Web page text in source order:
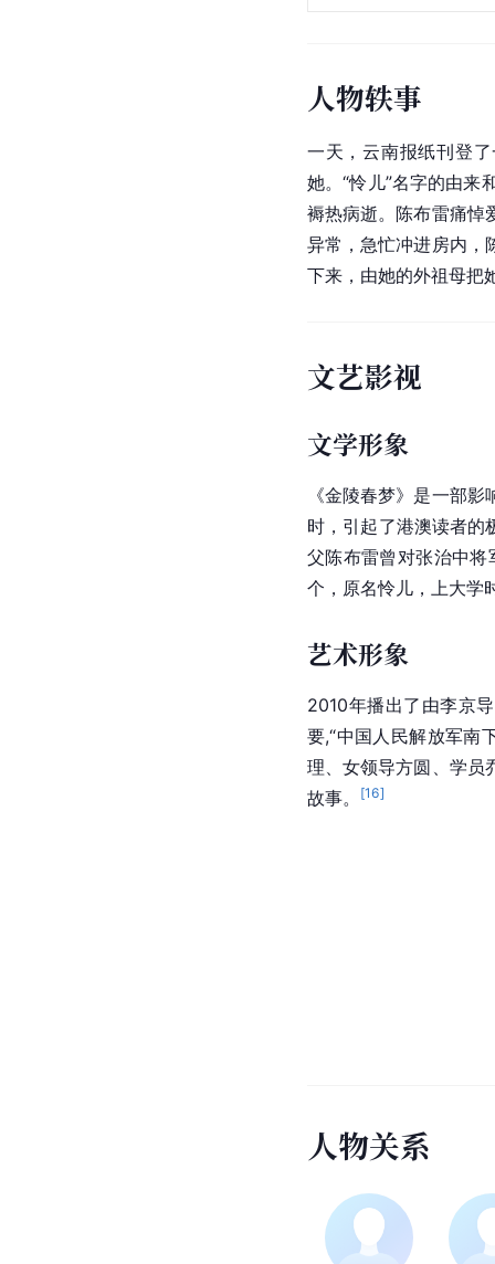
人物轶事
一天，云南报纸刊登
她。“怜儿”名字的由来
褥热病逝。陈布雷痛悼
异常，急忙冲进房内，
下来，由她的外祖母把
文艺影视
文学形象
《金陵春梦》是一部
时，引起了港澳读者的
父陈布雷曾对张治中
个，原名怜儿，上大学
艺术形象
2010年播出了由李京
要,“中国人民解放军南
理、女领导方圆、学员
故事。
[16]
人物关系